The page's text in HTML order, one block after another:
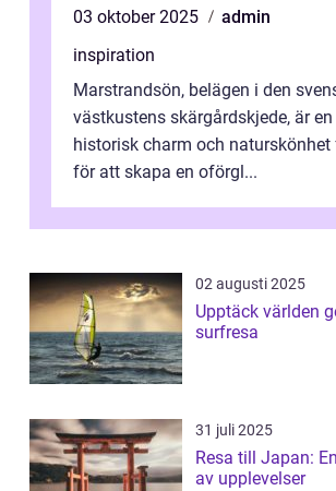
03 oktober 2025
admin
inspiration
Marstrandsön, belägen i den
västkustens skärgårdskjede, är
historisk charm och naturskönhet
för att skapa en oförgl...
02 augusti 2025
Upptäck världen
surfresa
31 juli 2025
Resa till Japan:
av upplevelser